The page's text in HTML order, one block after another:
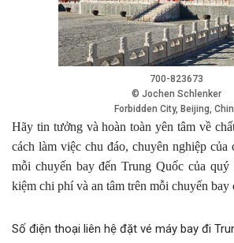
700-823673
© Jochen Schlenker
Forbidden City, Beijing,
Hãy tin tưởng và hoàn toàn yên tâm về
cách làm việc chu đáo, chuyên nghiệp của
mỗi chuyến bay đến Trung Quốc của quý
kiệm chi phí và an tâm trên mỗi chuyến bay
Số điện thoại liên hệ đặt vé máy bay đi